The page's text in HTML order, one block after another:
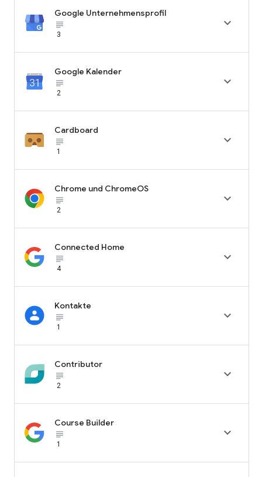
Google Unternehmensprofil
subject_black
3

Google Kalender
subject_black
2

Cardboard
subject_black
1

Chrome und ChromeOS
subject_black
2

Connected Home
subject_black
4

Kontakte
subject_black
1

Contributor
subject_black
2

Course Builder
subject_black
1
